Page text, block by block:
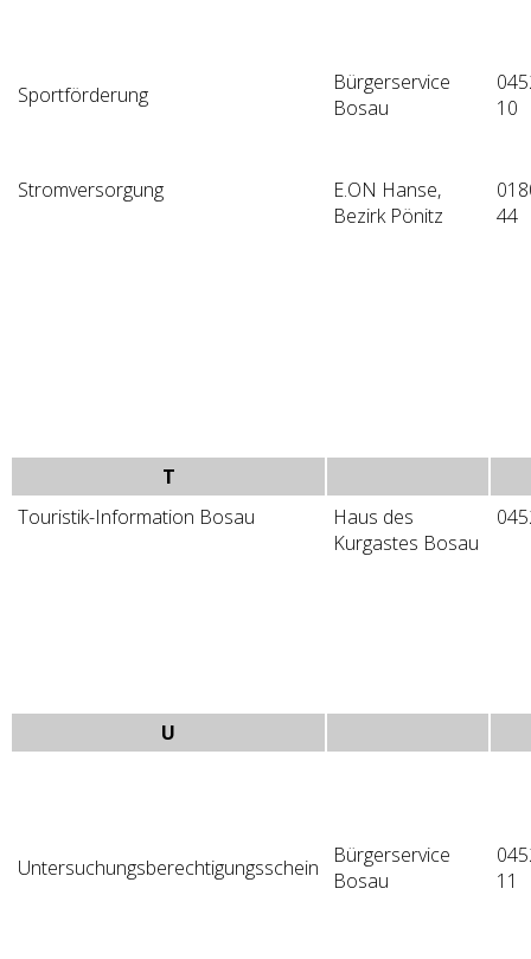
Sportförderung
Bürgerservice
Bosau
10
Stromversorgung
E.ON Hanse,
Bezirk Pönitz
44
T
Touristik-Information Bosau
Haus des
Kurgastes Bosau
U
Untersuchungsberechtigungsschein
Bürgerservice
Bosau
11